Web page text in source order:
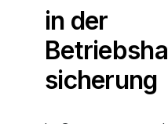
in der
sicherung